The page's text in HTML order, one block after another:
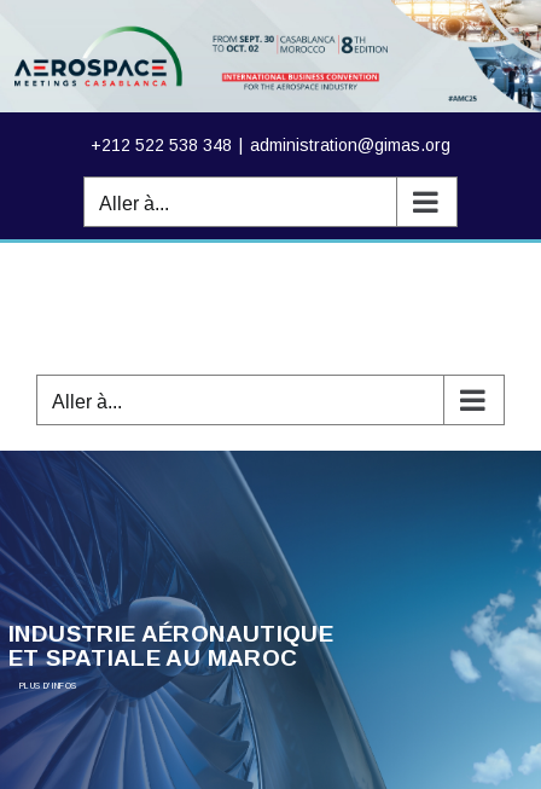
+212 522 538 348 administration@gimas.org
Aller à...
Aller à...
INDUSTRIE AÉRONAUTIQUE
ET SPATIALE AU MAROC
PLUS D'INFOS